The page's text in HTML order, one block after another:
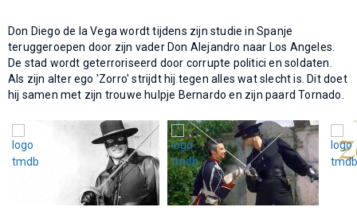
Don Diego de la Vega wordt tijdens zijn studie in Spanje
teruggeroepen door zijn vader Don Alejandro naar Los Angeles.
De stad wordt geterroriseerd door corrupte politici en soldaten.
Als zijn alter ego 'Zorro' strijdt hij tegen alles wat slecht is. Dit doet
hij samen met zijn trouwe hulpje Bernardo en zijn paard Tornado.